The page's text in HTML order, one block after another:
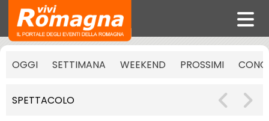
OGGI SETTIMANA WEEKEND PROSSIMI
SPETTACOLO